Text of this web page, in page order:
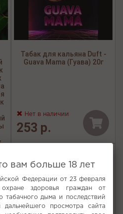
Табак для кальяна Duft -
Guava Mama (Гуава) 20г
Нет в наличии
253 р.
вам больше 18 лет
Федерации от 23 февраля
здоровья граждан от
табачного дыма и последствий
дальнейшего просмотра сайта